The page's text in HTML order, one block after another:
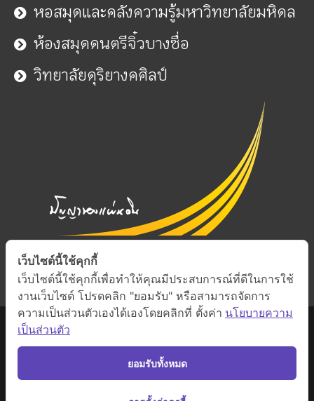
หอสมุดและคลังความรู้มหาวิทยาลัยมหิดล
ห้องสมุดดนตรีจิ๋วบางซื่อ
วิทยาลัยดุริยางคศิลป์
สงวนสิทธิ์ภายใต้สัญญาอนุญาต Creative Commons
ดูรายละเอียดสัญญา
เว็บไซต์นี้ใช้คุกกี้
เว็บไซต์นี้ใช้คุกกี้เพื่อทำให้คุณมีประสบการณ์ที่ดีในการใช้
งานเว็บไซต์ โปรดคลิก "ยอมรับ" หรือสามารถจัดการ
ความเป็นส่วนตัวเองได้เองโดยคลิกที่ ตั้งค่า นโยบายความ
เป็นส่วนตัว
ยอมรับทั้งหมด